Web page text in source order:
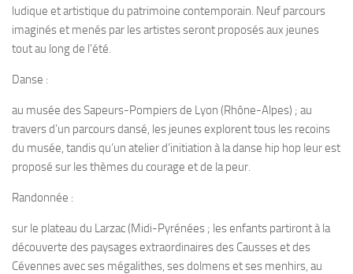
ludique et artistique du patrimoine contemporain. Neuf parcours
imaginés et menés par les artistes seront proposés aux jeunes
tout au long de l’été.
Danse :
au musée des Sapeurs-Pompiers de Lyon (Rhône-Alpes) ; au
travers d’un parcours dansé, les jeunes explorent tous les recoins
du musée, tandis qu’un atelier d’initiation à la danse hip hop leur est
proposé sur les thèmes du courage et de la peur.
Randonnée :
sur le plateau du Larzac (Midi-Pyrénées ; les enfants partiront à la
découverte des paysages extraordinaires des Causses et des
Cévennes avec ses mégalithes, ses dolmens et ses menhirs, au